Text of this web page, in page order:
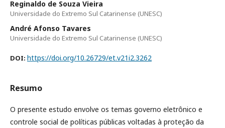
Reginaldo de Souza Vieira
Universidade do Extremo Sul Catarinense (UNESC)
André Afonso Tavares
Universidade do Extremo Sul Catarinense (UNESC)
DOI: https://doi.org/10.26729/et.v21i2.3262
Resumo
O presente estudo envolve os temas governo eletrônico e
controle social de políticas públicas voltadas à proteção da